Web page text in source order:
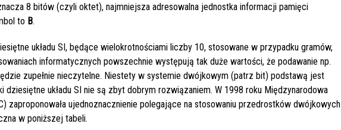
8 bitów (czyli oktet), najmniejsza adresowalna jednostka informacji pamięci
to B.
układu SI, będące wielokrotnościami liczby 10, stosowane w przypadku gramów,
informatycznych powszechnie występują tak duże wartości, że podawanie np.
zupełnie nieczytelne. Niestety w systemie dwójkowym (patrz bit) podstawą jest
dziesiętne układu SI nie są zbyt dobrym rozwiązaniem. W 1998 roku Międzynarodowa
zaproponowała ujednoznacznienie polegające na stosowaniu przedrostków dwójkowych
w poniższej tabeli.